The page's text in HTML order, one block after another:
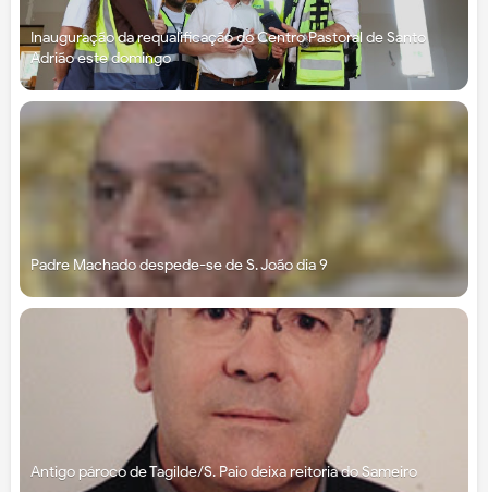
Inauguração da requalificação do Centro Pastoral de Santo
Adrião este domingo
Padre Machado despede-se de S. João dia 9
Antigo pároco de Tagilde/S. Paio deixa reitoria do Sameiro